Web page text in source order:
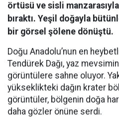
örtüsü ve sisli
bıraktı. Yeşil doğayla
bir görsel şölene dönüştü.
Doğu Anadolu’nun en
Tendürek Dağı, yaz
görüntülere sahne oluyor.
yükseklikteki dağın krater
görüntüler, bölgenin doğa
daha gözler önüne serdi.